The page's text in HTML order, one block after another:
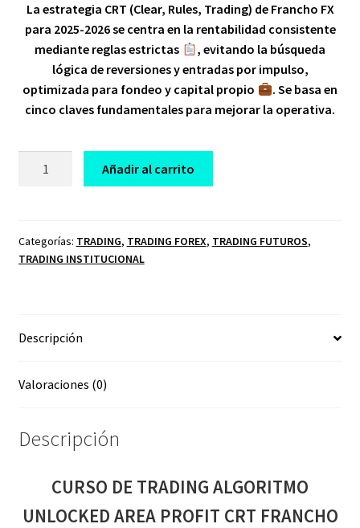
was:
$ 299,00.
is:
$ 28,00.
La estrategia CRT (Clear, Rules, Trading) de Francho FX
para 2025-2026 se centra en la rentabilidad consistente
mediante reglas estrictas
, evitando la búsqueda
lógica de reversiones y entradas por impulso,
optimizada para fondeo y capital propio
. Se basa en
cinco claves fundamentales para mejorar la operativa.
UNLOCKED
AREA
FX
Y
Añadir al carrito
Categorías: TRADING, TRADING FOREX, TRADING FUTUROS,
TRADING INSTITUCIONAL
Descripción
Valoraciones (0)
Descripción
CURSO DE TRADING ALGORITMO
UNLOCKED AREA PROFIT CRT FRANCHO